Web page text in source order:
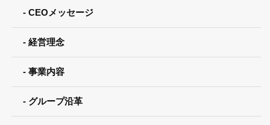
CEOメッセージ
経営理念
事業内容
グループ沿革